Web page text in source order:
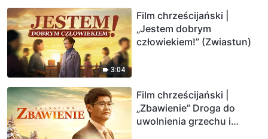
3:04
Film chrześcijański |
„Jestem dobrym
człowiekiem!” (Zwiastun)
Film chrześcijański |
„Zbawienie” Droga do
uwolnienia grzechu i